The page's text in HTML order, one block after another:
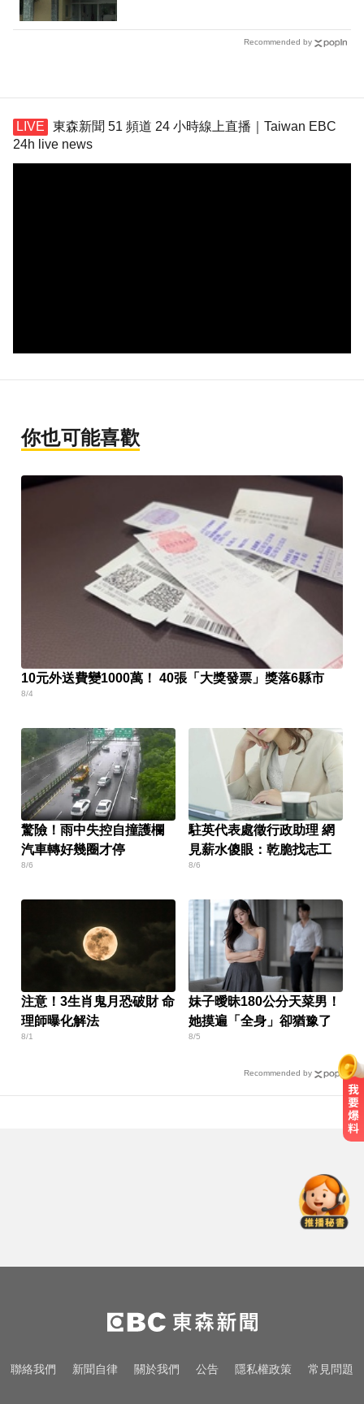
Recommended by
東森新聞 51 頻道 24 小時線上直播｜Taiwan EBC
24h live news
你也可能喜歡
10元外送費變1000萬！ 40張「大獎發票」獎落6縣市
8/4
驚險！雨中失控自撞護欄
汽車轉好幾圈才停
8/6
駐英代表處徵行政助理 網
見薪水傻眼：乾脆找志工
8/6
注意！3生肖鬼月恐破財 命
理師曝化解法
8/1
妹子曖昧180公分天菜男！
她摸遍「全身」卻猶豫了
8/5
Recommended by
慈濟10億
愛玩車／奧迪最省電新作 A2 e-tron
秋季登場
尼斯湖水怪又現身！遊湖拍到「神
聯絡我們 新聞自律 關於我們 公告 隱私權政策 常見問題